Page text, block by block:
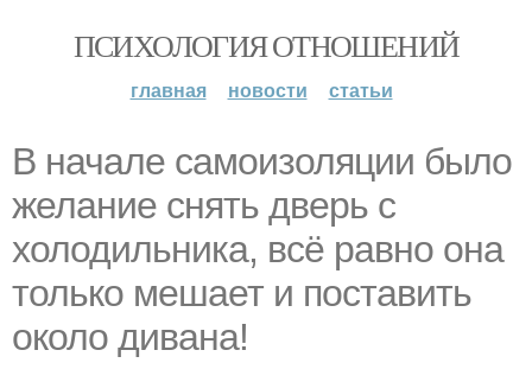
ПСИХОЛОГИЯ ОТНОШЕНИЙ
главная новости статьи
В начале самоизоляции было
желание снять дверь с
холодильника, всё равно она
только мешает и поставить
около дивана!